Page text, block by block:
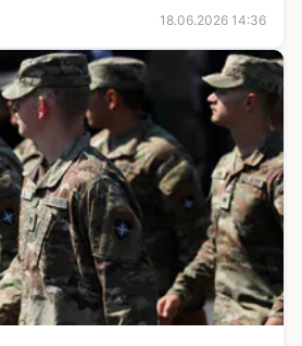
Kamysz.
18.06.2026 14:36